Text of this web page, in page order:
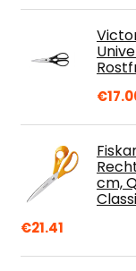
€
cm,
€21.41